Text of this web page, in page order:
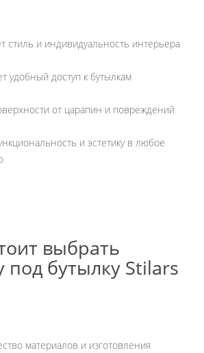
стиль и индивидуальность интерьера
удобный доступ к бутылкам
от царапин и повреждений
и эстетику в любое
выбрать
под бутылку Stilars
материалов и изготовления